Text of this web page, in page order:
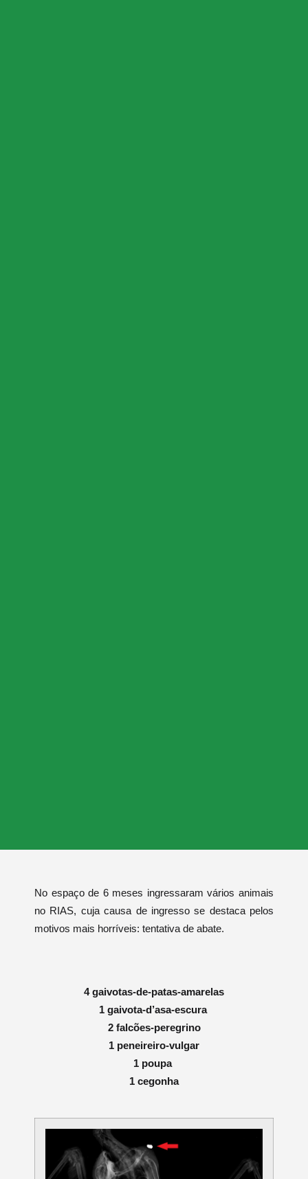
No espaço de 6 meses ingressaram vários animais
no RIAS, cuja causa de ingresso se destaca pelos
motivos mais horríveis: tentativa de abate.
4 gaivotas-de-patas-amarelas
1 gaivota-d’asa-escura
2 falcões-peregrino
1 peneireiro-vulgar
1 poupa
1 cegonha